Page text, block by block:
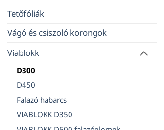
Tetőfóliák
Vágó és csiszoló korongok
Viablokk
D300
D450
Falazó habarcs
VIABLOKK D350